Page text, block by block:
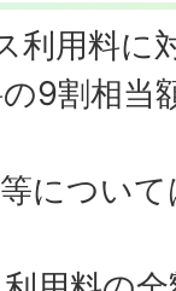
利用料に
9割相当
につい